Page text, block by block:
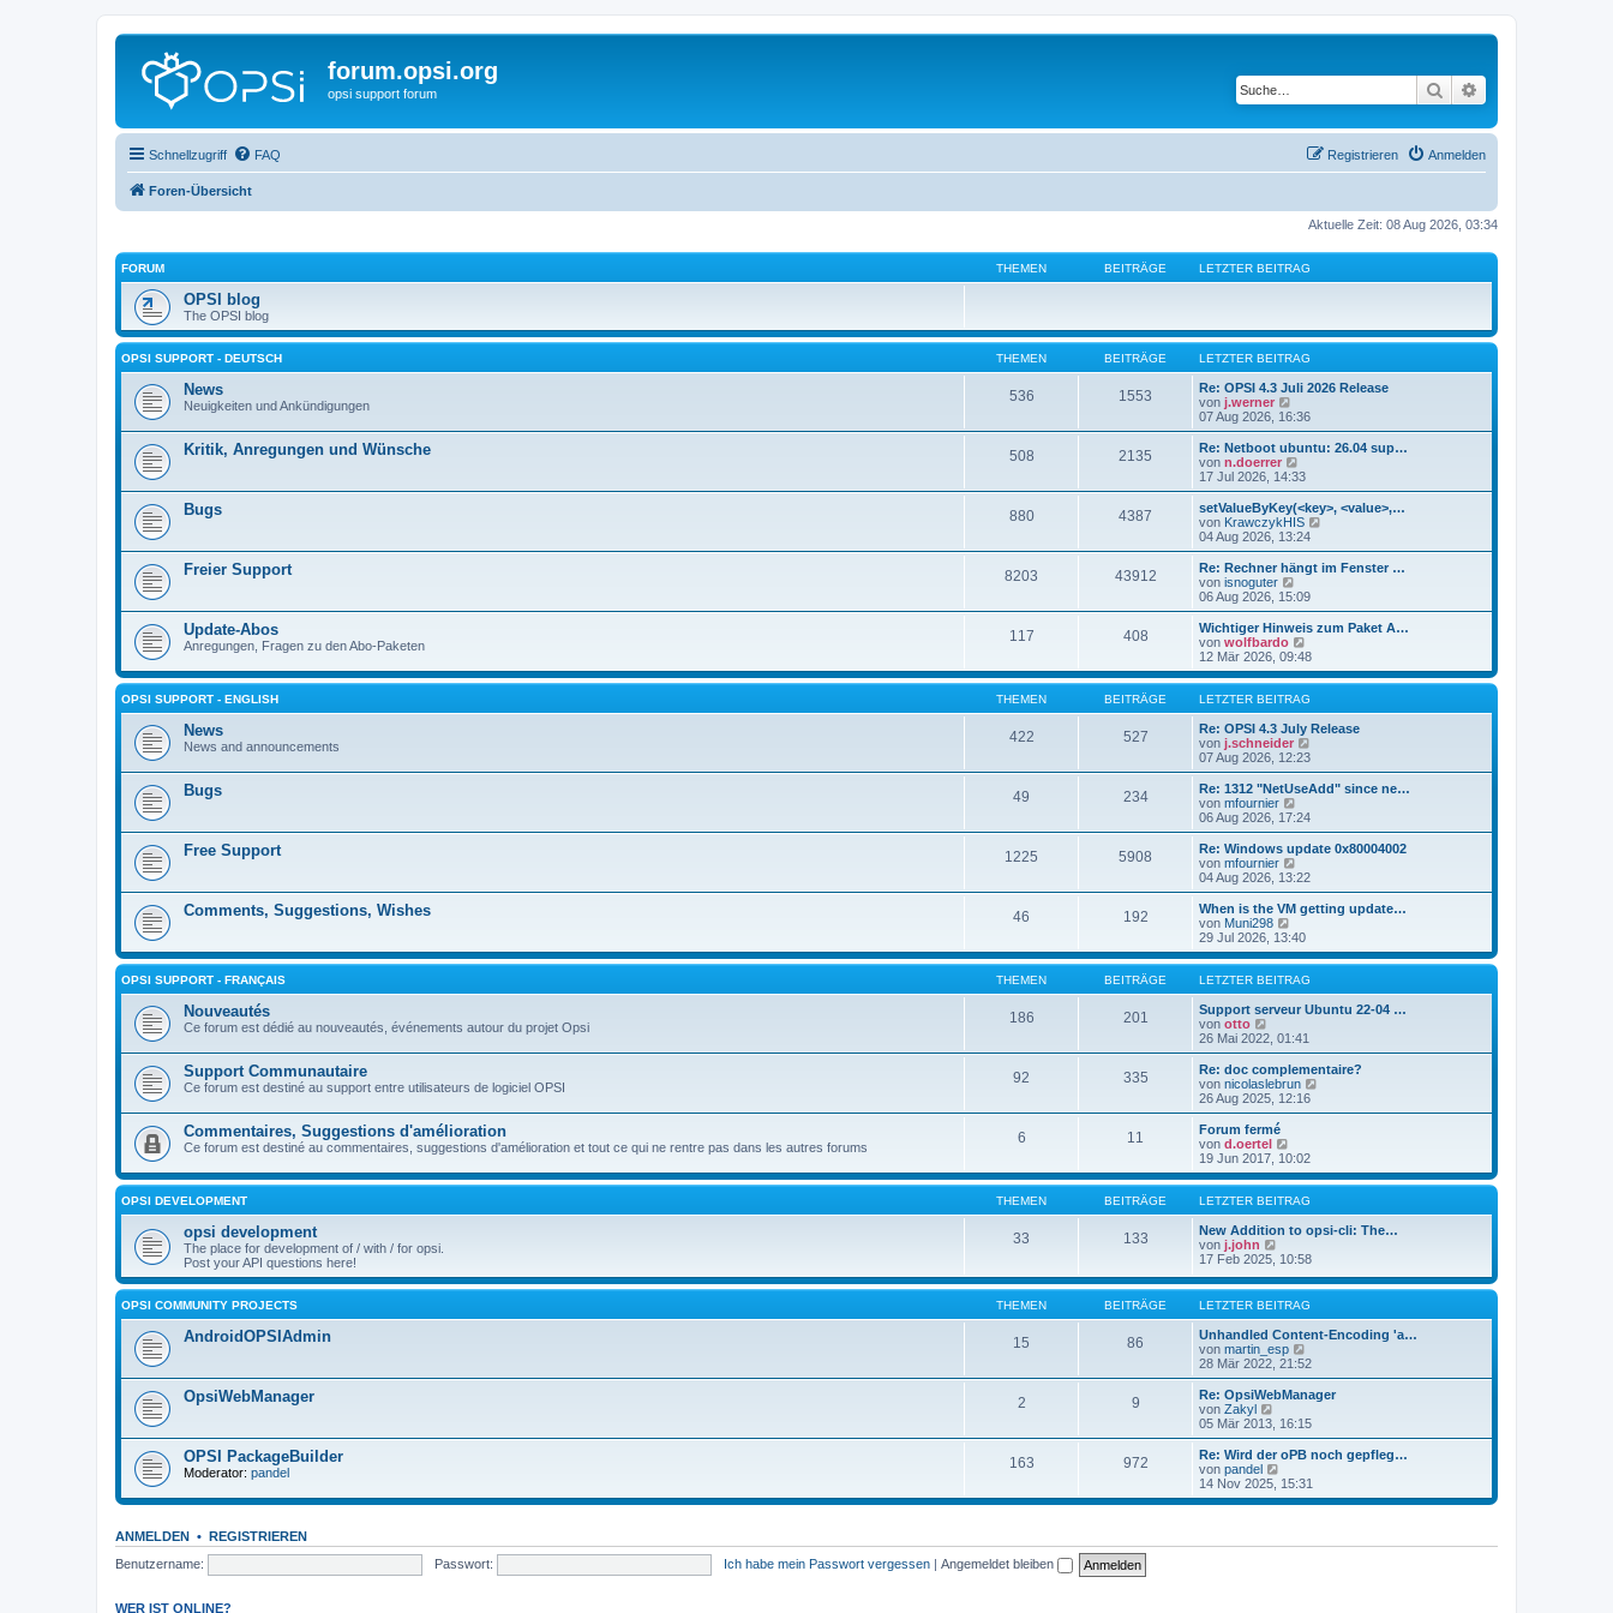
forum.opsi.org
opsi support forum Suche
Schnellzugriff FAQ Anmelden
Registrieren
Foren-Übersicht
Aktuelle Zeit: 08 Aug 2026, 03:34
FORUM THEMEN BEITRÄGE LETZTER BEITRAG
OPSI blog
The OPSI blog
OPSI SUPPORT - DEUTSCH THEMEN BEITRÄGE LETZTER BEITRAG
News
Neuigkeiten und Ankündigungen
536 1553
Re: OPSI 4.3 Juli 2026 Release
von j.werner
e
u
e
s
t
r
B
e
i
r
a
g
07 Aug 2026, 16:36
Kritik, Anregungen und Wünsche 508 2135
Re: Netboot ubuntu: 26.04 sup…
von n.doerrer
e
u
e
s
t
B
e
i
r
a
g
17 Jul 2026, 14:33
Bugs 880 4387
setValueByKey(<key>, <value>,…
von KrawczykHIS
u
e
B
t
g
04 Aug 2026, 13:24
Freier Support 8203 43912
Re: Rechner hängt im Fenster …
von isnoguter
e
u
e
s
t
r
B
e
i
t
r
06 Aug 2026, 15:09
Update-Abos
Anregungen, Fragen zu den Abo-Paketen
117 408
Wichtiger Hinweis zum Paket A…
von wolfbardo
e
u
e
s
t
e
r
B
e
i
r
g
12 Mär 2026, 09:48
OPSI SUPPORT - ENGLISH THEMEN BEITRÄGE LETZTER BEITRAG
News
News and announcements
422 527
Re: OPSI 4.3 July Release
von j.schneider
u
e
B
r
07 Aug 2026, 12:23
Bugs 49 234
Re: 1312 "NetUseAdd" since ne…
von mfournier
e
u
e
s
t
B
e
i
t
r
a
06 Aug 2026, 17:24
Free Support 1225 5908
Re: Windows update 0x80004002
von mfournier
e
u
e
s
t
r
B
e
i
r
04 Aug 2026, 13:22
Comments, Suggestions, Wishes 46 192
When is the VM getting update…
von Muni298
e
u
e
s
t
e
B
e
i
t
r
29 Jul 2026, 13:40
OPSI SUPPORT - FRANÇAIS THEMEN BEITRÄGE LETZTER BEITRAG
Nouveautés
Ce forum est dédié au nouveautés, événements autour du projet Opsi
186 201
Support serveur Ubuntu 22-04 …
von otto
e
u
e
s
t
e
B
e
t
r
a
g
26 Mai 2022, 01:41
Support Communautaire
Ce forum est destiné au support entre utilisateurs de logiciel OPSI
92 335
Re: doc complementaire?
von nicolaslebrun
u
r
e
i
g
26 Aug 2025, 12:16
Commentaires, Suggestions d'amélioration
Ce forum est destiné au commentaires, suggestions d'amélioration et tout ce qui ne rentre pas dans les autres forums
6 11
Forum fermé
von d.oertel
e
u
e
s
t
e
B
i
t
a
g
19 Jun 2017, 10:02
OPSI DEVELOPMENT THEMEN BEITRÄGE LETZTER BEITRAG
opsi development
The place for development of / with / for opsi.
Post your API questions here!
33 133
New Addition to opsi-cli: The…
von j.john
e
e
s
e
r
B
e
t
r
a
g
17 Feb 2025, 10:58
OPSI COMMUNITY PROJECTS THEMEN BEITRÄGE LETZTER BEITRAG
AndroidOPSIAdmin 15 86
Unhandled Content-Encoding 'a…
von martin_esp
e
u
e
t
B
e
i
t
g
28 Mär 2022, 21:52
OpsiWebManager 2 9
Re: OpsiWebManager
von Zakyl
e
u
e
s
t
e
r
i
05 Mär 2013, 16:15
OPSI PackageBuilder
Moderator: pandel
163 972
Re: Wird der oPB noch gepfleg…
von pandel
e
u
14 Nov 2025, 15:31
ANMELDEN • REGISTRIEREN
Benutzername:
Passwort: Ich habe mein Passwort vergessen | Angemeldet bleiben
WER IST ONLINE?